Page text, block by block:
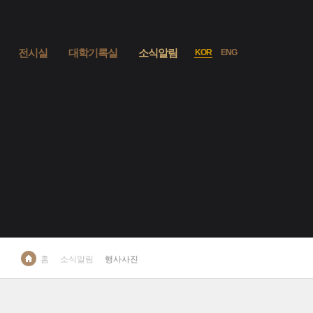
전시실 대학기록실 소식알림 KOR ENG
홈 소식알림 행사사진